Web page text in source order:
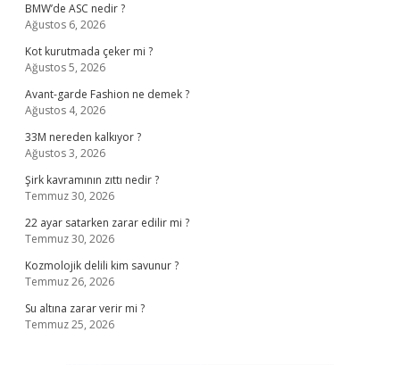
BMW’de ASC nedir ?
Ağustos 6, 2026
Kot kurutmada çeker mi ?
Ağustos 5, 2026
Avant-garde Fashion ne demek ?
Ağustos 4, 2026
33M nereden kalkıyor ?
Ağustos 3, 2026
Şirk kavramının zıttı nedir ?
Temmuz 30, 2026
22 ayar satarken zarar edilir mi ?
Temmuz 30, 2026
Kozmolojik delili kim savunur ?
Temmuz 26, 2026
Su altına zarar verir mi ?
Temmuz 25, 2026